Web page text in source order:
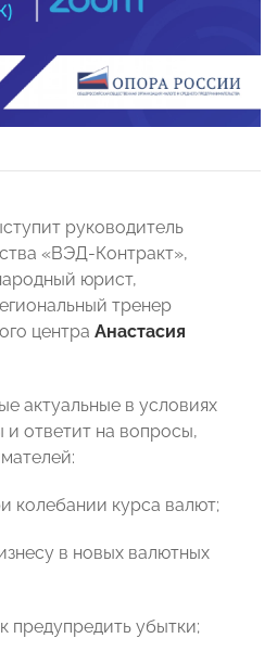
руководитель
«ВЭД-Контракт»,
юрист,
тренер
центра Анастасия
актуальные в условиях
и ответит на вопросы,
колебании курса валют;
в новых валютных
предупредить убытки;